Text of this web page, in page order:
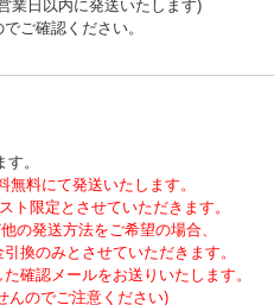
業日以内に発送いたします)
ご確認ください。
。
料にて発送いたします。
ト限定とさせていただきます。
の発送方法をご希望の場合、
換のみとさせていただきます。
確認メールをお送りいたします。
んのでご注意ください)